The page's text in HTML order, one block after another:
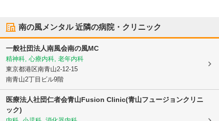
南の風メンタル近隣の病院・クリニック
一般社団法人南風会南の風MC
精神科, 心療内科, 老年内科
東京都港区南青山2-12-15
南青山2丁目ビル9階
医療法人社団仁者会青山Fusion Clinic(青山フュージョンクリニ
ック)